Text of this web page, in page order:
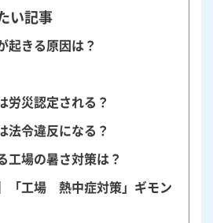
い記事
起きる原因は？
労災認定される？
法令違反になる？
工場の暑さ対策は？
「工場 熱中症対策」ギモン